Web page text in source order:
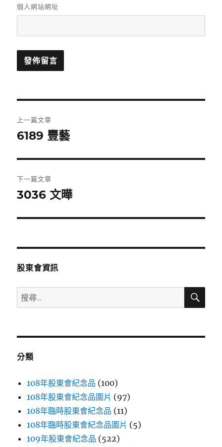
個人網站網址
章
覽
上一篇文章
上
篇
文
章:
6189 豐藝
下一篇文章
下
篇
章:
3036 文曄
股東會資訊
搜
尋
鍵
搜
分類
108年股東會紀念品 (100)
108年股東會紀念品圖片 (97)
108年臨時股東會紀念品 (11)
108年臨時股東會紀念品圖片 (5)
109年股東會紀念品 (522)